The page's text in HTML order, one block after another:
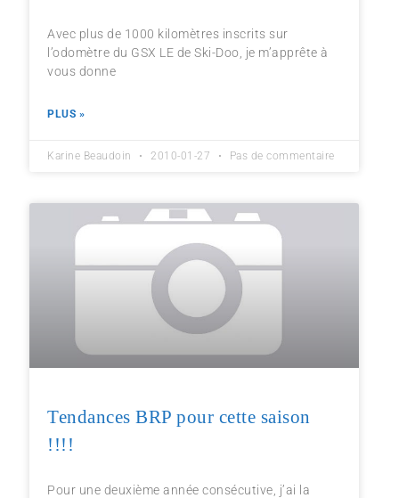
Avec plus de 1000 kilomètres inscrits sur
l’odomètre du GSX LE de Ski-Doo, je m’apprête à
vous donne
PLUS »
Karine Beaudoin 2010-01-27 Pas de commentaire
Tendances BRP pour cette saison
!!!!
Pour une deuxième année consécutive, j’ai la